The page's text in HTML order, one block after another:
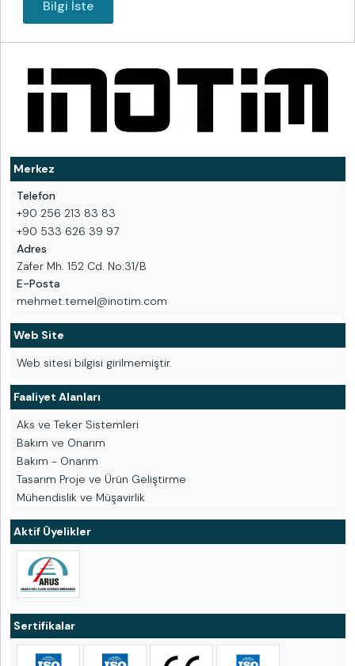
Merkez
Telefon
+90 256 213 83 83
+90 533 626 39 97
Adres
Zafer Mh. 152 Cd. No:31/B
E-Posta
mehmet.temel@inotim.com
Web Site
Web sitesi bilgisi girilmemiştir.
Faaliyet Alanları
Aks ve Teker Sistemleri
Bakım ve Onarım
Bakım - Onarım
Tasarım Proje ve Ürün Geliştirme
Mühendislik ve Müşavirlik
Aktif Üyelikler
Sertifikalar
Bilgi İste